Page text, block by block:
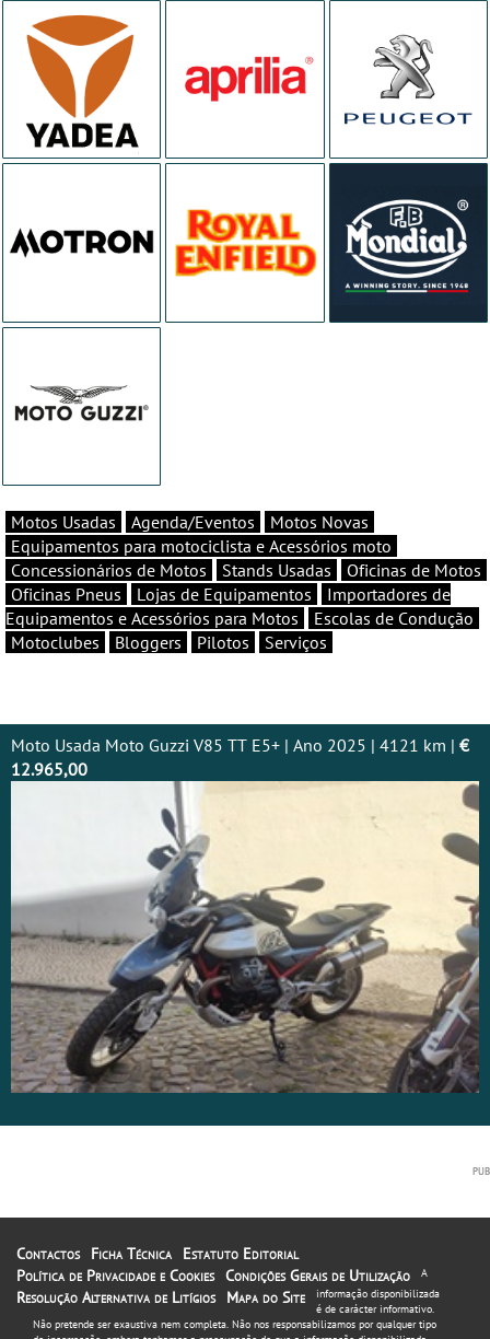
Motos Usadas Agenda/Eventos
Motos Novas
Equipamentos para motociclista e Acessórios moto
Concessionários de Motos
Stands Usadas
Oficinas de Motos
Oficinas Pneus
Lojas de Equipamentos
Importadores de
Equipamentos e Acessórios para Motos
Escolas de Condução
Motoclubes
Bloggers Pilotos Serviços
Moto Usada Moto Guzzi V85 TT E5+ | Ano 2025 | 4121 km | €
12.965,00
Contactos Ficha Técnica
Estatuto Editorial
Política de Privacidade e Cookies Condições Gerais de Utilização
Resolução Alternativa de Litígios
Mapa do Site
A
informação disponibilizada
é de carácter informativo.
Não pretende ser exaustiva nem completa. Não nos responsabilizamos por qualquer tipo